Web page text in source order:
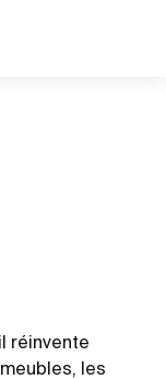
réinvente
les